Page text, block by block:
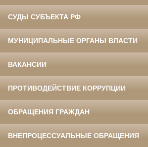
СУДЫ СУБЪЕКТА РФ
МУНИЦИПАЛЬНЫЕ ОРГАНЫ ВЛАСТИ
ВАКАНСИИ
ПРОТИВОДЕЙСТВИЕ КОРРУПЦИИ
ОБРАЩЕНИЯ ГРАЖДАН
ВНЕПРОЦЕССУАЛЬНЫЕ ОБРАЩЕНИЯ